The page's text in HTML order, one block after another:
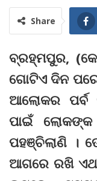
Share
ବ୍ରହ୍ମପୁର,
ଗୋଟିଏ ଦିନ ପରେ
ଆଲୋକର ପର୍ବ
ପାଇଁ ଲୋକଙ୍କ
ପହଞ୍ଚିଲାଣି ।
ଆଗରେ ରଖି